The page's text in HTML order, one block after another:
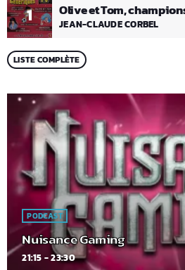
1 Olive et Tom,
JEAN-CLAUDE CORBEL
LISTE COMPLÈTE
PODCAST
Nuisance Gaming
21:15 - 23:30